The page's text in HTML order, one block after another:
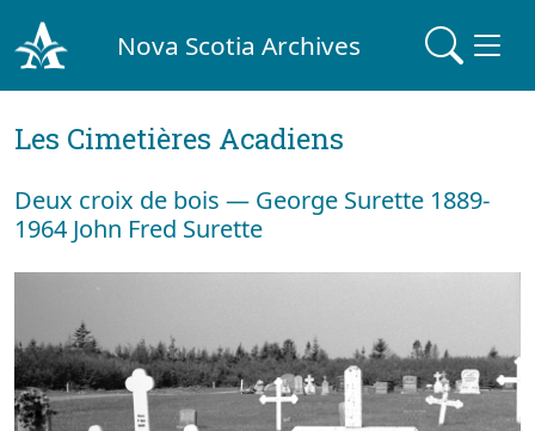
Nova Scotia Archives
Les Cimetières Acadiens
Deux croix de bois — George Surette 1889-
1964 John Fred Surette